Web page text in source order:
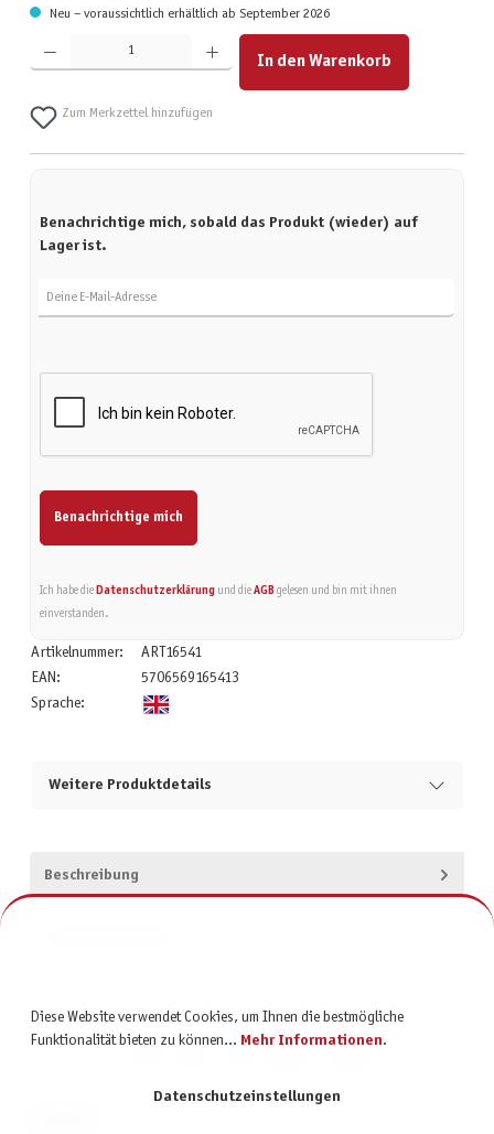
Neu – voraussichtlich erhältlich ab September 2026
Produkt Anzahl: Gib den gewünschten Wert ein oder benutze die Schaltflächen um die Anzahl zu
In den Warenkorb
Zum Merkzettel hinzufügen
Benachrichtige mich, sobald das Produkt (wieder) auf
Lager ist.
Benachrichtige mich
Ich habe die Datenschutzerklärungund die AGBgelesen und bin mit ihnen
einverstanden.
Artikelnummer:
ART16541
EAN:
5706569165413
Sprache:
Weitere Produktdetails
Beschreibung
Diese Website verwendet Cookies, um Ihnen die bestmögliche
Funktionalität bieten zu können... Mehr Informationen.
Datenschutzeinstellungen